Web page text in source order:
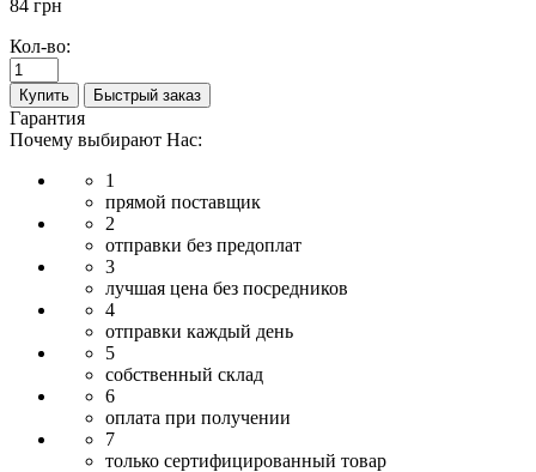
84 грн
Кол-во:
Купить Быстрый заказ
Гарантия
Почему выбирают Нас:
1
прямой поставщик
2
отправки без предоплат
3
лучшая цена без посредников
4
отправки каждый день
5
собственный склад
6
оплата при получении
7
только сертифицированный товар